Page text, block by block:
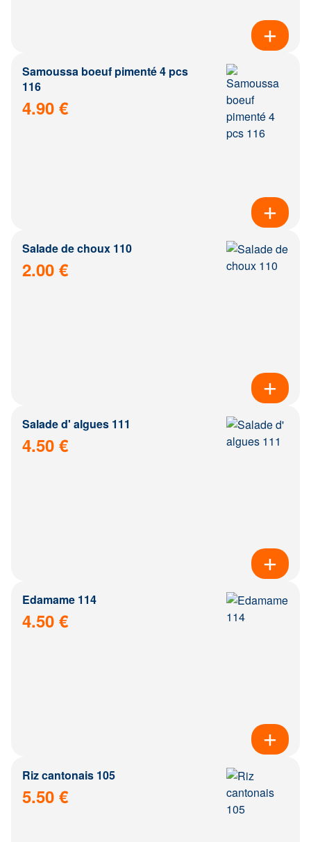
Samoussa boeuf pimenté 4 pcs
116
4.90 €
Salade de choux 110
2.00 €
Salade d' algues 111
4.50 €
Edamame 114
4.50 €
Riz cantonais 105
5.50 €